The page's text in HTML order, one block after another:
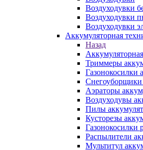
Воздуходувки
Воздуходувки
Воздуходувки
Аккумуляторная
Назад
Триммеры
Газонокосилки
Снегоуборщики
Аэраторы
Воздуходувы
Пилы
Кусторезы
Газонокосилки
Распылители
Мультитул